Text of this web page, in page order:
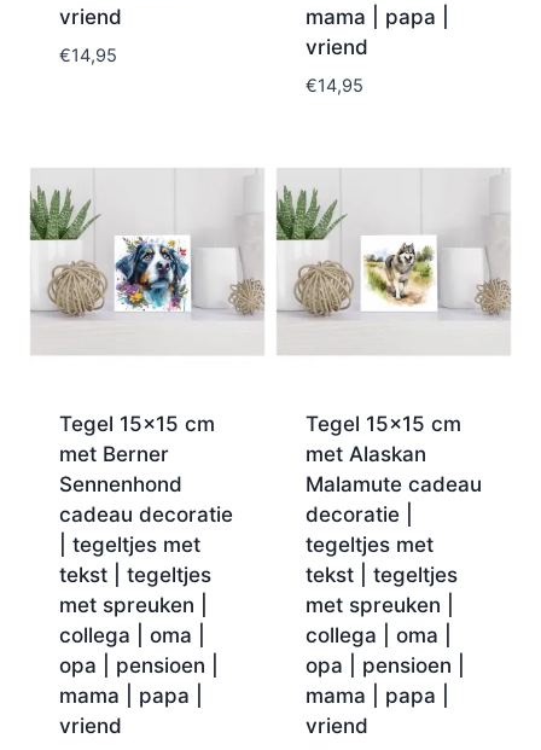
vriend
€14,95
mama | papa |
vriend
€14,95
Tegel 15×15 cm
met Berner
Sennenhond
cadeau decoratie
| tegeltjes met
tekst | tegeltjes
met spreuken |
collega | oma |
opa | pensioen |
mama | papa |
vriend
Tegel 15×15 cm
met Alaskan
Malamute cadeau
decoratie |
tegeltjes met
tekst | tegeltjes
met spreuken |
collega | oma |
opa | pensioen |
mama | papa |
vriend